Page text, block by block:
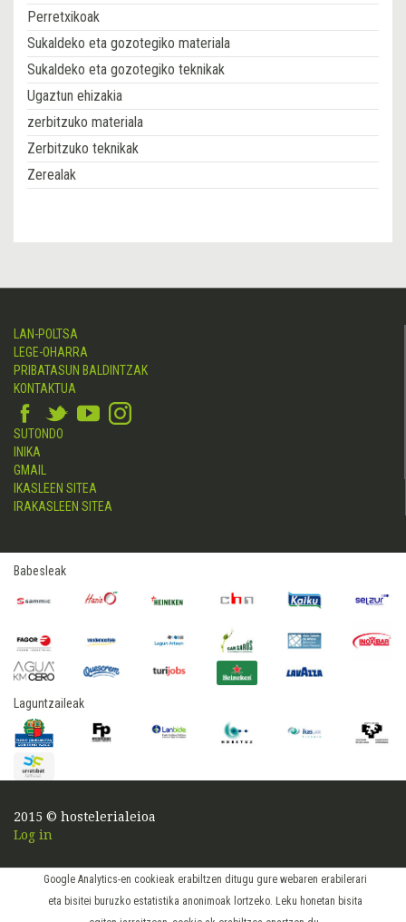
Google Analytics-en cookieak erabiltzen ditugu gure webaren erabilerari
eta bisitei buruzko estatistika anonimoak lortzeko. Leku honetan bisita
Perretxikoak
Sukaldeko eta gozotegiko materiala
Sukaldeko eta gozotegiko teknikak
Ugaztun ehizakia
zerbitzuko materiala
Zerbitzuko teknikak
Zerealak
LAN-POLTSA
LEGE-OHARRA
PRIBATASUN BALDINTZAK
KONTAKTUA
SUTONDO
INIKA
GMAIL
IKASLEEN SITEA
IRAKASLEEN SITEA
Babesleak
Laguntzaileak
2015 © hostelerialeioa
Log in